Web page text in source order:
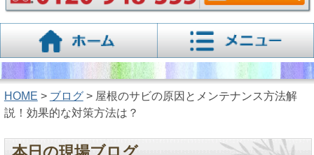
HOME > ブログ> 屋根のサビの原因とメンテナンス方法解
説！効果的な対策方法は？